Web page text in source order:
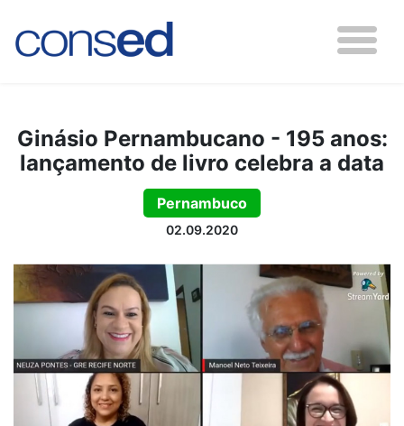
Ginásio Pernambucano - 195 anos:
lançamento de livro celebra a data
Pernambuco
02.09.2020